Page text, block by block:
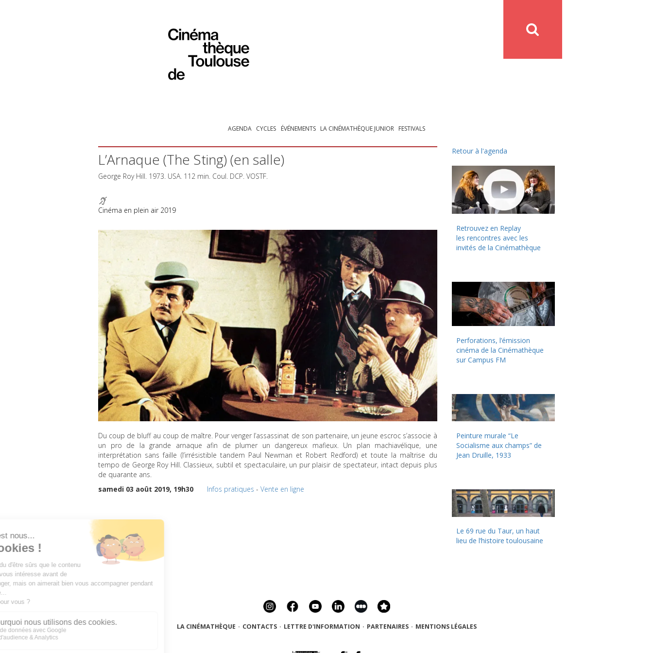
AGENDA CYCLES ÉVÉNEMENTS LA CINÉMATHÈQUE JUNIOR FESTIVALS
L’Arnaque (The Sting) (en salle)
George Roy Hill. 1973. USA. 112 min. Coul. DCP. VOSTF.
Cinéma en plein air 2019
Du coup de bluff au coup de maître. Pour venger l’assassinat de son partenaire, un jeune escroc s’associe à
un pro de la grande arnaque afin de plumer un dangereux mafieux. Un plan machiavélique, une
interprétation sans faille (l’irrésistible tandem Paul Newman et Robert Redford) et toute la maîtrise du
tempo de George Roy Hill. Classieux, subtil et spectaculaire, un pur plaisir de spectateur, intact depuis plus
de quarante ans.
samedi 03 août 2019, 19h30
Infos pratiques - Vente en ligne
Retour à l'agenda
Retrouvez en Replay
les rencontres avec les
invités de la Cinémathèque
Perforations, l’émission
cinéma de la Cinémathèque
sur Campus FM
Peinture murale “Le
Socialisme aux champs” de
Jean Druille, 1933
Le 69 rue du Taur, un haut
lieu de l’histoire toulousaine
LA CINÉMATHÈQUE · CONTACTS · LETTRE D'INFORMATION · PARTENAIRES · MENTIONS LÉGALES